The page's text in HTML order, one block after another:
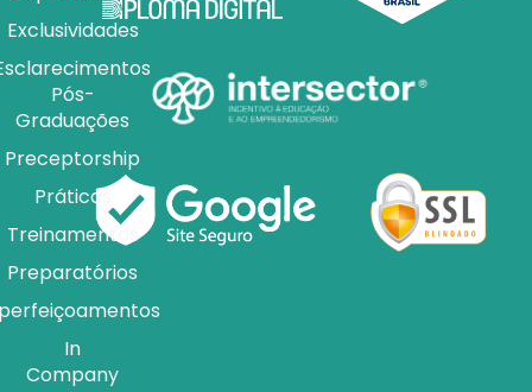
Exclusividades
Pós-
Graduações
Preceptorship
Práticas
Treinamentos
Preparatórios
In
Company